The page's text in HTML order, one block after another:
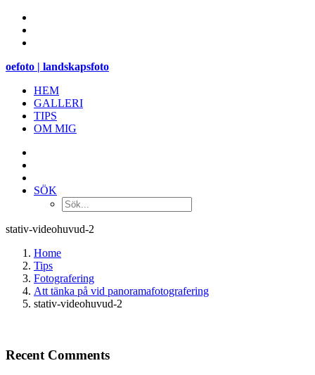
oefoto | landskapsfoto
HEM
GALLERI
TIPS
OM MIG
SÖK
stativ-videohuvud-2
Home
Tips
Fotografering
Att tänka på vid panoramafotografering
stativ-videohuvud-2
Recent Comments